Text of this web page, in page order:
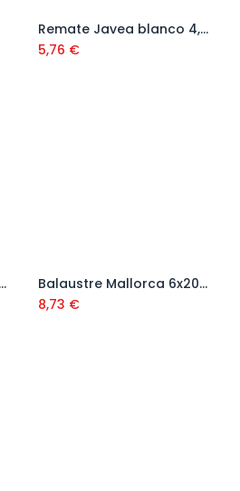
Añadir al carrito
Remate Javea blanco 4,5x25x50x40
5,76 €
Balaustre Parma 10x10x45 cm
Añadir al carrito
Balaustre Mallorca 6x20x70 cm
8,73 €